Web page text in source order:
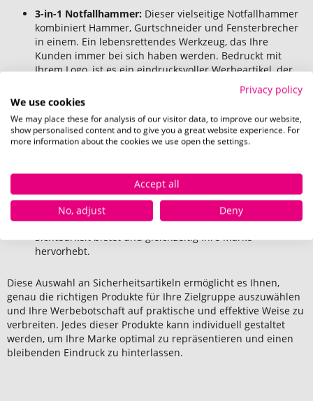
3-in-1 Notfallhammer: Dieser vielseitige Notfallhammer
kombiniert Hammer, Gurtschneider und Fensterbrecher
in einem. Ein lebensrettendes Werkzeug, das Ihre
Kunden immer bei sich haben werden. Bedruckt mit
Ihrem Logo, ist es ein eindrucksvoller Werbeartikel, der
Leben retten kann und gleichzeitig Ihre Marke stärkt.
Feuerlöschdecke:
den Haushalt und das Auto. Die Feuerlöschdecke hilft,
kleine Brände schnell zu löschen. Mit Ihrem Logo
versehen, zeigt sie das Verantwortungsbewusstsein Ihrer
Diese reflektierenden Westen
erhöhen die Sichtbarkeit im Straßenverkehr und bei
Outdoor-Aktivitäten. Bedruckt mit Ihrem Logo, sind sie
ein effektiver Werbeartikel, der Sicherheit und
Sichtbarkeit bietet und gleichzeitig Ihre Marke
hervorhebt.
Diese Auswahl an Sicherheitsartikeln ermöglicht es Ihnen,
genau die richtigen Produkte für Ihre Zielgruppe auszuwählen
und Ihre Werbebotschaft auf praktische und effektive Weise zu
verbreiten. Jedes dieser Produkte kann individuell gestaltet
werden, um Ihre Marke optimal zu repräsentieren und einen
bleibenden Eindruck zu hinterlassen.
Privacy policy
We use cookies
We may place these for analysis of our visitor data, to improve our website,
show personalised content and to give you a great website experience. For
more information about the cookies we use open the settings.
Accept all
No, adjust
Deny